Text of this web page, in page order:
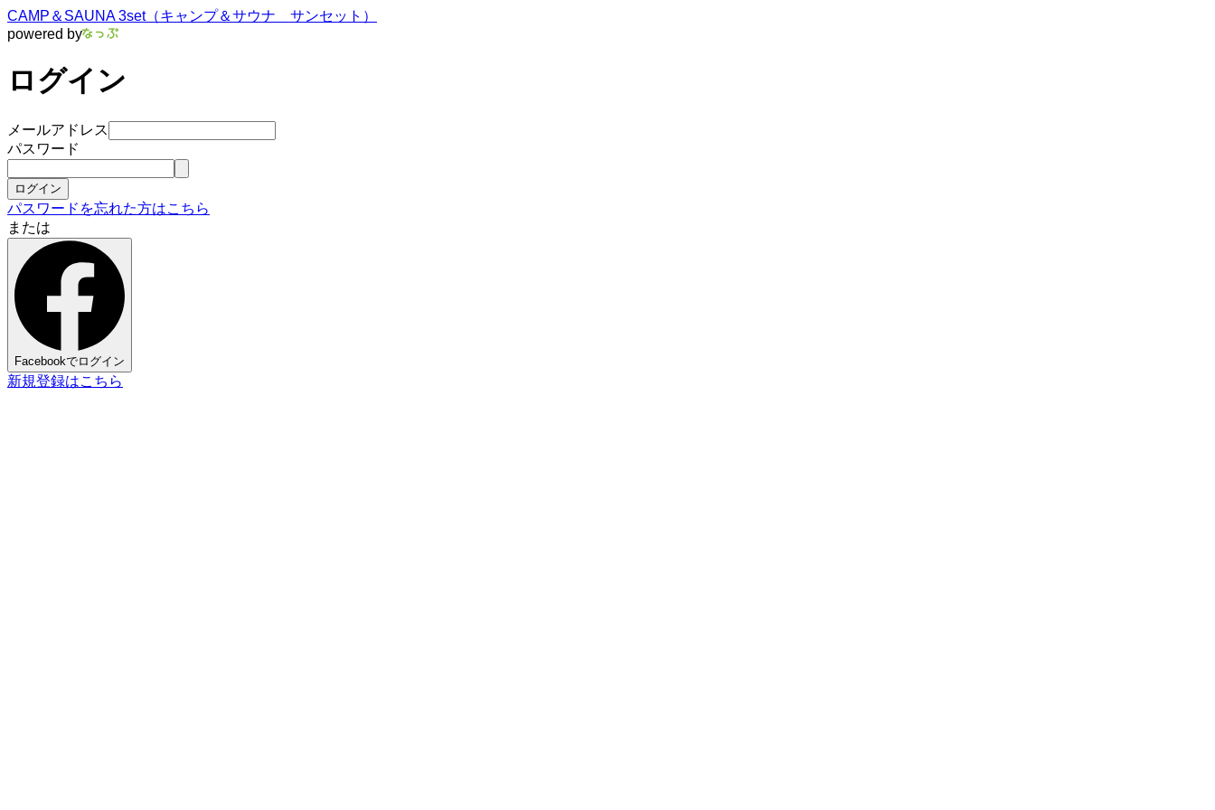
CAMP＆SAUNA 3set（キャンプ＆サウナ サンセット）
powered by
ログイン
メールアドレス
パスワード
ログイン
パスワードを忘れた方はこちら
または
Facebookでログイン
新規登録はこちら